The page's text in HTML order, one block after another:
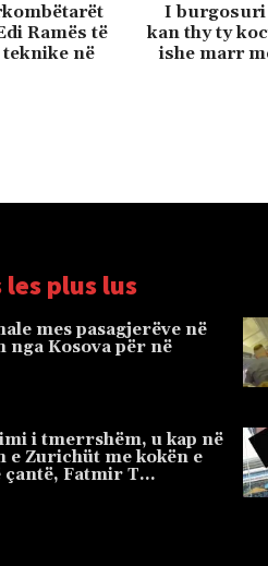
Ramës të
në
I burgosuri
kan thy ty
ishe marr
plus lus
mes pasagjerëve në
nga Kosova për në
i tmerrshëm, u kap në
e Zurichüt me kokën e
çantë, Fatmir T…